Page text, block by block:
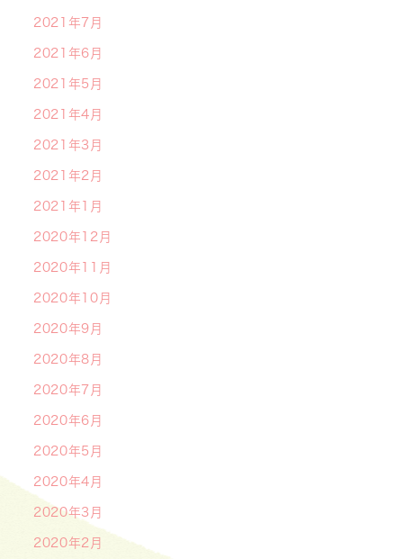
2021年7月
2021年6月
2021年5月
2021年4月
2021年3月
2021年2月
2021年1月
2020年12月
2020年11月
2020年10月
2020年9月
2020年8月
2020年7月
2020年6月
2020年5月
2020年4月
2020年3月
2020年2月